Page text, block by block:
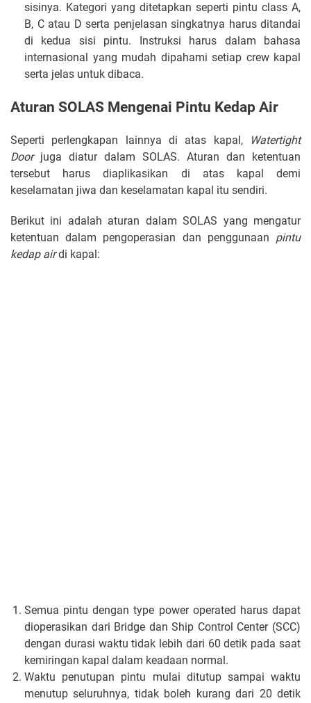
sisinya. Kategori yang ditetapkan seperti pintu class A,
B, C atau D serta penjelasan singkatnya harus ditandai
di kedua sisi pintu. Instruksi harus dalam bahasa
internasional yang mudah dipahami setiap crew kapal
serta jelas untuk dibaca.
Aturan SOLAS Mengenai Pintu Kedap Air
Seperti perlengkapan lainnya di atas kapal,
Watertight
Doorjuga diatur dalam SOLAS. Aturan dan ketentuan
tersebut harus diaplikasikan di atas kapal demi
keselamatan jiwa dan keselamatan kapal itu sendiri.
Berikut ini adalah aturan dalam SOLAS yang mengatur
ketentuan dalam pengoperasian dan penggunaan pintu
kedap airdi kapal:
Semua pintu dengan type power operated harus dapat
dioperasikan dari Bridge dan Ship Control Center (SCC)
dengan durasi waktu tidak lebih dari 60 detik pada saat
kemiringan kapal dalam keadaan normal.
Waktu penutupan pintu mulai ditutup sampai waktu
menutup seluruhnya, tidak boleh kurang dari 20 detik